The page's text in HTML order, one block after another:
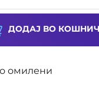
ДОДАЈ ВО
омилени